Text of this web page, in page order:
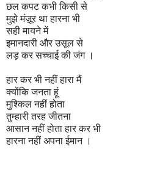
छल कपट कभी किसी से
मुझे मंज़ूर था हारना भी
सही मायने में
इमानदारी और उसूल से
लड़ कर सच्चाई की जंग ।
हार कर भी नहीं हारा मैं
क्योंकि जनता हूं
मुश्किल नहीं होता
तुम्हारी तरह जीतना
आसान नहीं होता हार कर भी
हारना नहीं अपना ईमान ।